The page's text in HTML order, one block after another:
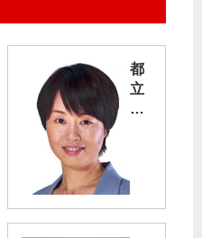
都
立
病
た
い